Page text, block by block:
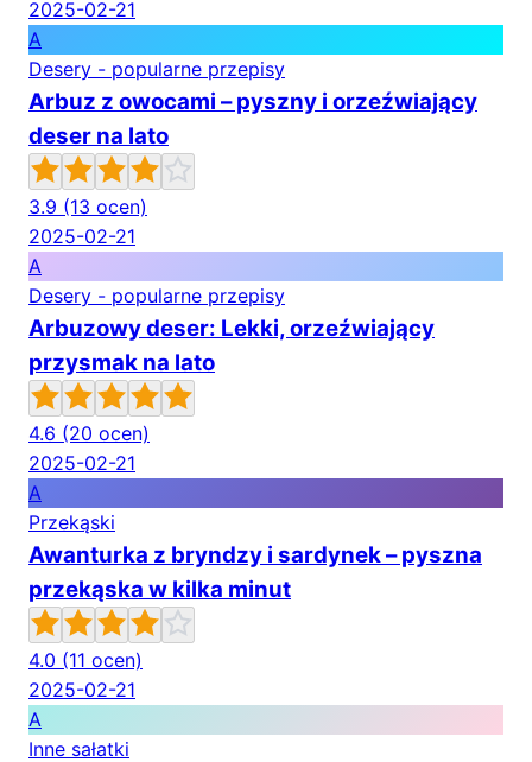
2025-02-21
A
Desery - popularne przepisy
Arbuz z owocami – pyszny i orzeźwiający
deser na lato
3.9 (13 ocen)
2025-02-21
A
Desery - popularne przepisy
Arbuzowy deser: Lekki, orzeźwiający
przysmak na lato
4.6 (20 ocen)
2025-02-21
A
Przekąski
Awanturka z bryndzy i sardynek – pyszna
przekąska w kilka minut
4.0 (11 ocen)
2025-02-21
A
Inne sałatki